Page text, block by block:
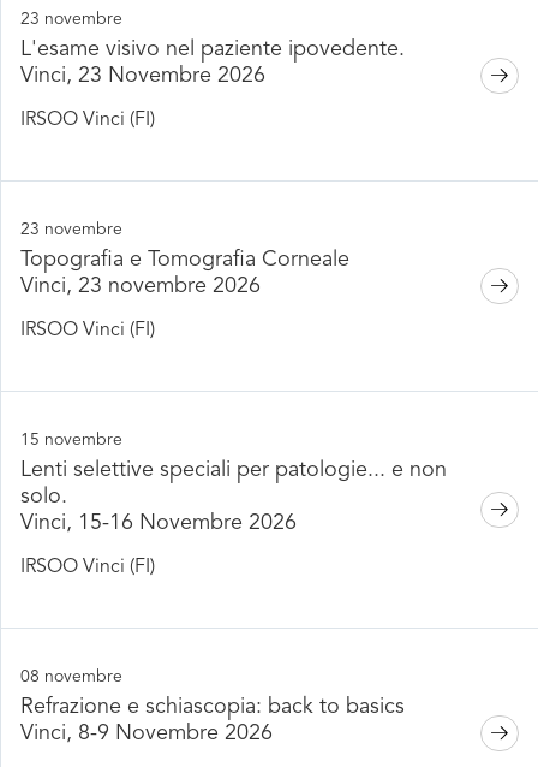
23 novembre
L'esame visivo nel paziente ipovedente.
Vinci, 23 Novembre 2026
IRSOO Vinci (FI)
23 novembre
Topografia e Tomografia Corneale
Vinci, 23 novembre 2026
IRSOO Vinci (FI)
15 novembre
Lenti selettive speciali per patologie... e non
solo.
Vinci, 15-16 Novembre 2026
IRSOO Vinci (FI)
08 novembre
Refrazione e schiascopia: back to basics
Vinci, 8-9 Novembre 2026